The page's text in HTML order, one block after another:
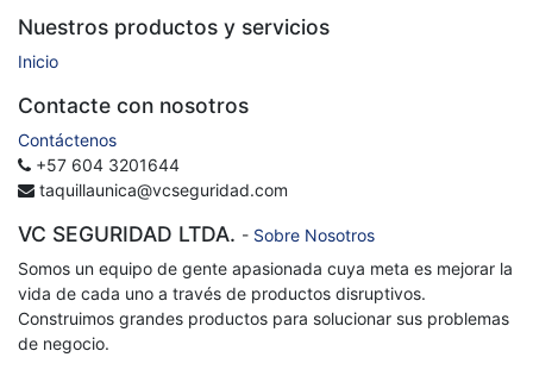
Nuestros productos y servicios
Inicio
Contacte con nosotros
Contáctenos
+57 604 3201644
taquillaunica@vcseguridad.com
VC SEGURIDAD LTDA. - Sobre Nosotros
Somos un equipo de gente apasionada cuya meta es mejorar la
vida de cada uno a través de productos disruptivos.
Construimos grandes productos para solucionar sus problemas
de negocio.